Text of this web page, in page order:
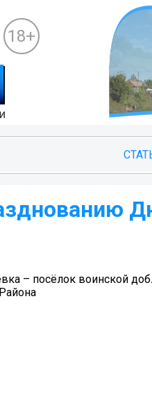
18+
– посёлок воинской